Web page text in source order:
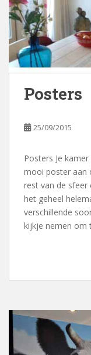
Posters
25/09/2015
Posters Je
mooi poster aan
rest van de sfeer
het geheel
verschillende
kijkje nemen om